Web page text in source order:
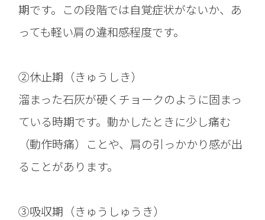
期です。この段階では自覚症状がないか、あ
っても軽い肩の違和感程度です。
②休止期（きゅうしき）
溜まった石灰が硬くチョークのように固まっ
ている時期です。動かしたときに少し痛む
（動作時痛）ことや、肩の引っかかり感が出
ることがあります。
③吸収期（きゅうしゅうき）